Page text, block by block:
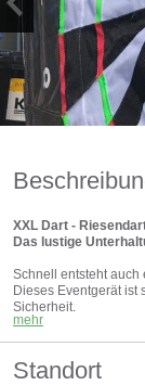
XXL Dart -
Das lustige
Schnell entsteht auch
Dieses Eventgerät ist
Sicherheit.
Das Model ist mit
Information:
mehr
Standort